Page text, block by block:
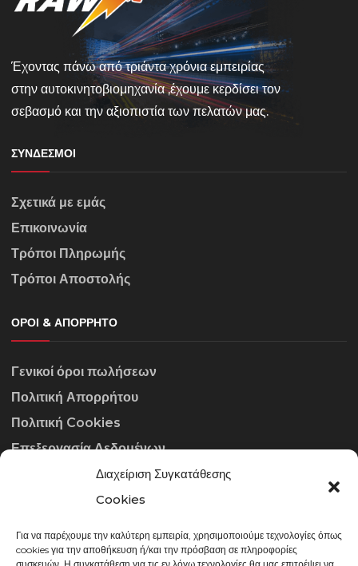
Διαχείριση Συγκατάθεσης
Cookies
Για να παρέχουμε την καλύτερη εμπειρία, χρησιμοποιούμε τεχνολογίες όπως
cookies για την αποθήκευση ή/και την πρόσβαση σε πληροφορίες
Έχοντας πάνω από τριάντα χρόνια εμπειρίας
στην αυτοκινητοβιομηχανία ,έχουμε κερδίσει τον
σεβασμό και την αξιοπιστία των πελατών μας.
ΣΎΝΔΕΣΜΟΙ
Σχετικά με εμάς
Επικοινωνία
Τρόποι Πληρωμής
Τρόποι Αποστολής
ΌΡΟΙ & ΑΠΌΡΡΗΤΟ
Γενικοί όροι πωλήσεων
Πολιτική Απορρήτου
Πολιτική Cookies
Επεξεργασία Δεδομένων
ΣΤΟΙΧΕΊΑ ΕΠΙΚΟΙΝΩΝΊΑΣ
info@gowithraw.gr